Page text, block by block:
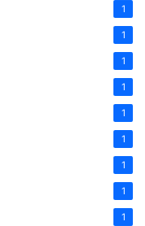
1
1
1
1
1
1
1
1
1